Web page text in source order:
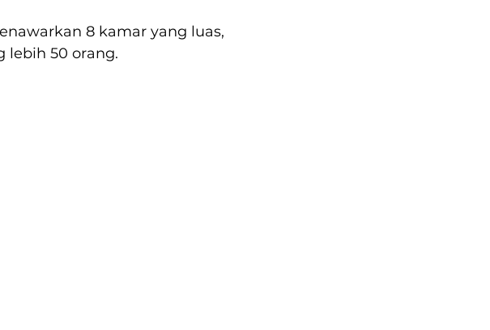
8 kamar yang luas,
lebih 50 orang.